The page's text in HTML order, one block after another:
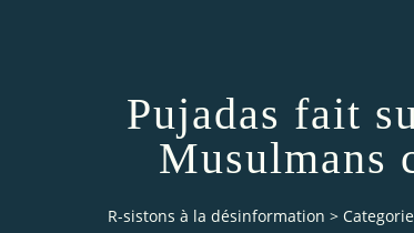
Pujadas fait
Musulmans
R-sistons à la désinformation >